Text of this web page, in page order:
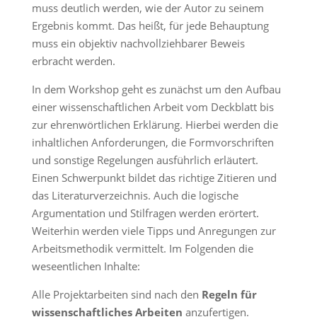
muss deutlich werden, wie der Autor zu seinem
Ergebnis kommt. Das heißt, für jede Behauptung
muss ein objektiv nachvollziehbarer Beweis
erbracht werden.
In dem Workshop geht es zunächst um den Aufbau
einer wissenschaftlichen Arbeit vom Deckblatt bis
zur ehrenwörtlichen Erklärung. Hierbei werden die
inhaltlichen Anforderungen, die Formvorschriften
und sonstige Regelungen ausführlich erläutert.
Einen Schwerpunkt bildet das richtige Zitieren und
das Literaturverzeichnis. Auch die logische
Argumentation und Stilfragen werden erörtert.
Weiterhin werden viele Tipps und Anregungen zur
Arbeitsmethodik vermittelt. Im Folgenden die
weseentlichen Inhalte:
Alle Projektarbeiten sind nach den Regeln für
wissenschaftliches Arbeiten anzufertigen.